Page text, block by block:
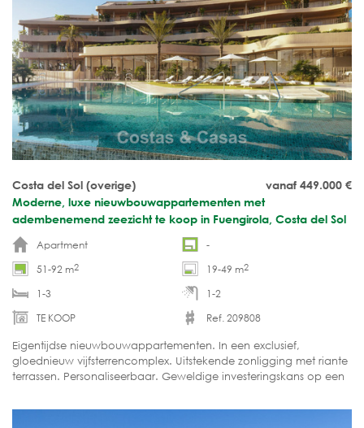
vanaf 449.000 €
Costa del Sol (overige)
Moderne, luxe nieuwbouwappartementen met
adembenemend zeezicht te koop in Fuengirola, Costa del Sol
Apartment
-
51-92 m2 19-49 m2
1-3
1-2
TE KOOP
Ref. 209808
Eigentijdse nieuwbouwappartementen. In een exclusief,
gloednieuw vijfsterrencomplex. Uitstekende zonligging met riante
terrassen. Personaliseerbaar. Geweldige investeringskans op een